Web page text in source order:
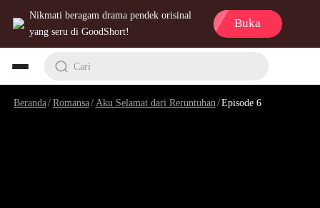
Nikmati beragam drama pendek orisinal
yang seru di GoodShort!
Buka
Cari
Beranda/Romansa/ Aku Selamat dari Reruntuhan/Episode 6